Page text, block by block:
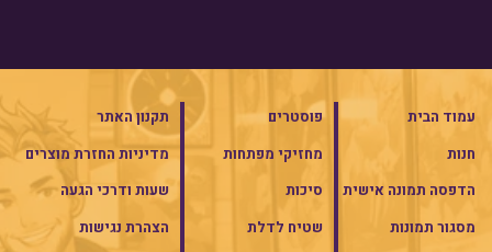
עמוד הבית
חנות
הדפסה תמונה אישית
מסגור תמונות
פוסטרים
מחזיקי מפתחות
סיכות
שטיח לדלת
תקנון האתר
מדיניות החזרת מוצרים
שעות ודרכי הגעה
הצהרת נגישות